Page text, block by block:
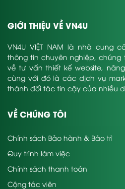
GIỚI THIỆU VỀ VN4U
VN4U VIỆT NAM là nhà cung
thông tin chuyên nghiệp,
về tư vấn thiết kế website,
cùng với đó là các dịch vụ
thành đối tác tin cậy của nhiều
VỀ CHÚNG TÔI
Chính sách Bảo hành & Bảo trì
Quy trình làm việc
Chính sách thanh toán
Cộng tác viên